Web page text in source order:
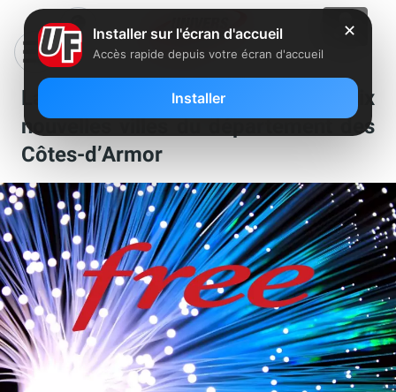
La fibre Free débarque dans six
nouvelles villes du département des
Côtes-d’Armor
✕
Installer sur l'écran d'accueil
Accès rapide depuis votre écran d'accueil
Installer